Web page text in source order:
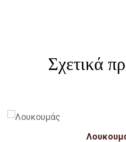
Σχετικά